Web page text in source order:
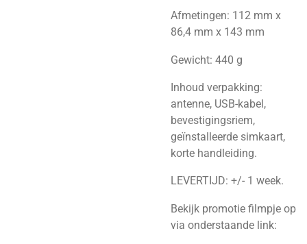
Afmetingen: 112 mm x
86,4 mm x 143 mm
Gewicht: 440 g
Inhoud verpakking:
antenne, USB-kabel,
bevestigingsriem,
geïnstalleerde simkaart,
korte handleiding.
LEVERTIJD: +/- 1 week.
Bekijk promotie filmpje op
via onderstaande link: